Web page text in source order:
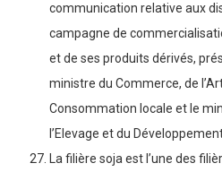
communication relative aux
campagne de
et de ses produits dérivés,
ministre du Commerce, de
Consommation locale et le
l’Elevage et du
La filière soja est l’une des